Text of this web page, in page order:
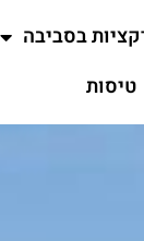
בסביבה
טיסות